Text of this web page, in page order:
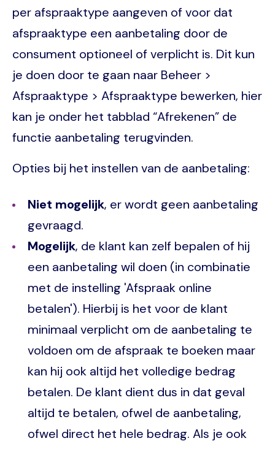
per afspraaktype aangeven of voor dat
afspraaktype een aanbetaling door de
consument optioneel of verplicht is. Dit kun
je doen door te gaan naar Beheer >
Afspraaktype > Afspraaktype bewerken, hier
kan je onder het tabblad “Afrekenen” de
functie aanbetaling terugvinden.
Opties bij het instellen van de aanbetaling:
Niet mogelijk, er wordt geen aanbetaling
gevraagd.
Mogelijk, de klant kan zelf bepalen of hij
een aanbetaling wil doen (in combinatie
met de instelling 'Afspraak online
betalen'). Hierbij is het voor de klant
minimaal verplicht om de aanbetaling te
voldoen om de afspraak te boeken maar
kan hij ook altijd het volledige bedrag
betalen. De klant dient dus in dat geval
altijd te betalen, ofwel de aanbetaling,
ofwel direct het hele bedrag. Als je ook